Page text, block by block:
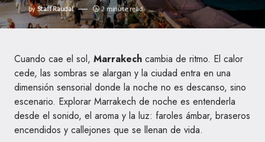
byStaff Raudal 2 minute read
Cuando cae el sol, Marrakech cambia de ritmo. El calor
cede, las sombras se alargan y la ciudad entra en una
dimensión sensorial donde la noche no es descanso, sino
escenario. Explorar Marrakech de noche es entenderla
desde el sonido, el aroma y la luz: faroles ámbar, braseros
encendidos y callejones que se llenan de vida.